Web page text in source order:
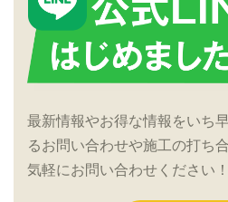
最新情報やお得な情報をいち
るお問い合わせや施工の打ち
気軽にお問い合わせください！